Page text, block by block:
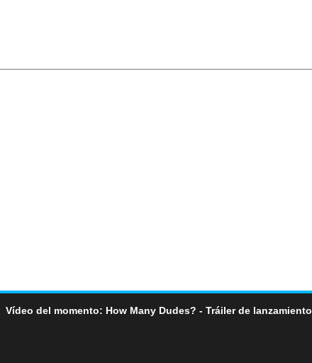
Vídeo del momento: How Many Dudes? - Tráiler de lanzamiento